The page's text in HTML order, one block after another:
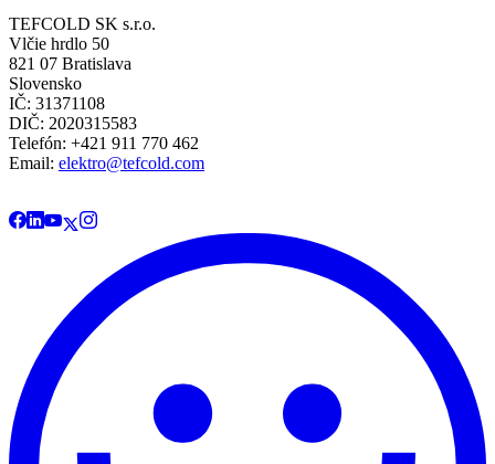
TEFCOLD SK s.r.o.
Vlčie hrdlo 50
821 07 Bratislava
Slovensko
IČ: 31371108
DIČ: 2020315583
Telefón: +421 911 770 462
Email: elektro@tefcold.com